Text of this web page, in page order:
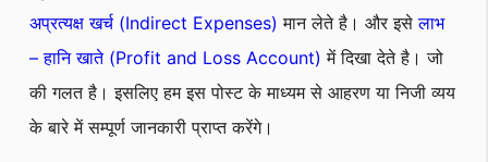
अप्रत्यक्ष खर्च (Indirect Expenses) मान लेते है। और इसेलाभ
– हानि खाते (Profit and Loss Account) में दिखा देते है। जो
की गलत है। इसलिए हम इस पोस्ट के माध्यम से आहरण या निजी व्यय
के बारे में सम्पूर्ण जानकारी प्राप्त करेंगे।